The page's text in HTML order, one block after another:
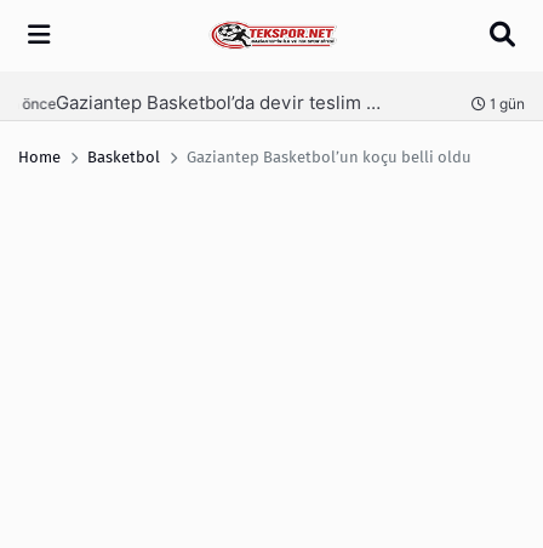
Arama
Gaziantep Basketbol’da devir teslim yapılıyor 1 gün önce
Home Basketbol Gaziantep Basketbol’un koçu belli oldu